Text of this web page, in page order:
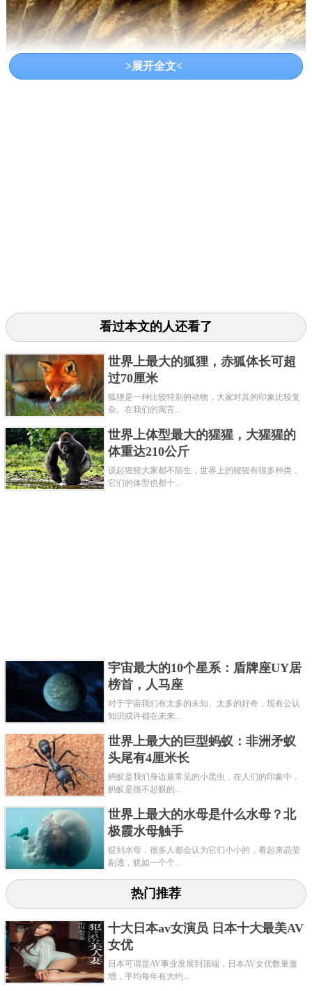
这种在斯里兰卡被发现的一种蜘蛛。腿的跨度是
26.67cm。在它的腹部有一条带子。它主要生活在腐烂
>展开全文<
看过本文的人还看了
世界上最大的狐狸，赤狐体长可超
过70厘米
狐狸是一种比较特别的动物，大家对其的印象比较复
杂。在我们的寓言...
世界上体型最大的猩猩，大猩猩的
体重达210公斤
说起猩猩大家都不陌生，世界上的猩猩有很多种类，
它们的体型也都十...
宇宙最大的10个星系：盾牌座UY居
榜首，人马座
对于宇宙我们有太多的未知、太多的好奇，现有公认
知识或许都在未来...
世界上最大的巨型蚂蚁：非洲矛蚁
头尾有4厘米长
蚂蚁是我们身边最常见的小昆虫，在人们的印象中，
蚂蚁是很不起眼的...
世界上最大的水母是什么水母？北
极霞水母触手
提到水母，很多人都会认为它们小小的，看起来晶莹
剔透，犹如一个个...
热门推荐
十大日本av女演员 日本十大最美AV
女优
日本可谓是AV事业发展到顶端，日本AV女优数量激
增，平均每年有大约...